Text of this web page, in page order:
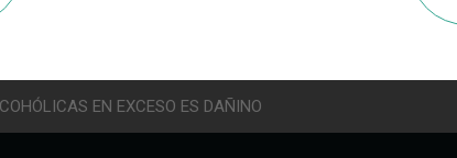
EN EXCESO ES DAÑINO